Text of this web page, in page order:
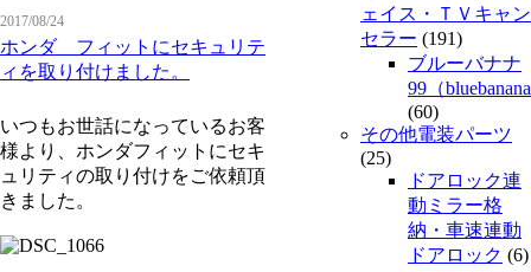
2017/08/24
ホンダ フィットにセキュリテ
ィを取り付けました。
いつもお世話になっているお客
様より、ホンダフィットにセキ
ュリティの取り付けをご依頼頂
きました。
ェイス・ＴＶキャン
セラー (191)
ブルーバナナ
99（
(60)
その他電装パーツ
(25)
ドアロック連
動ミラー格
納・車速連動
ドアロック (6)